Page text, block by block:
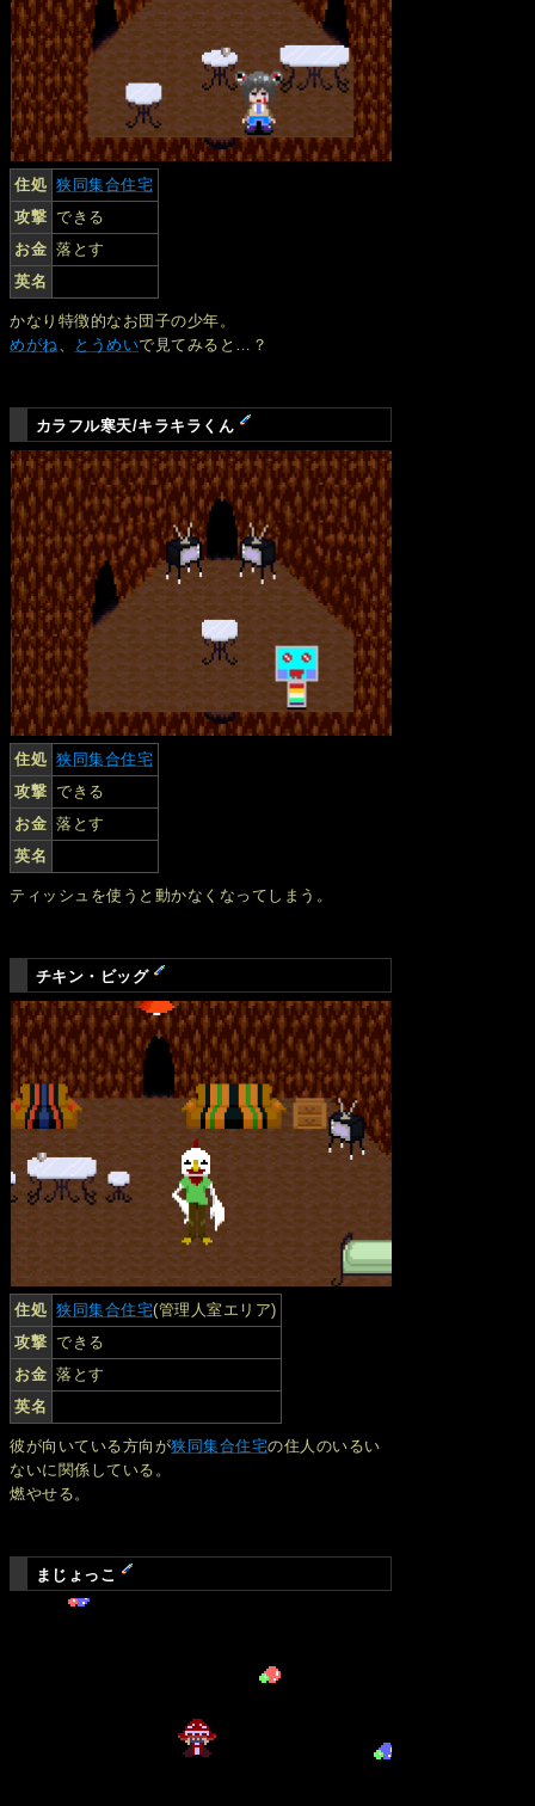
住処 狭同集合住宅
攻撃 できる
お金 落とす
英名
かなり特徴的なお団子の少年。
めがね、 とうめいで見てみると…？
カラフル寒天/キラキラくん
住処 狭同集合住宅
攻撃 できる
お金 落とす
英名
ティッシュを使うと動かなくなってしまう。
チキン・ビッグ
住処 狭同集合住宅(管理人室エリア)
攻撃 できる
お金 落とす
英名
彼が向いている方向が狭同集合住宅の住人のいるい
ないに関係している。
燃やせる。
まじょっこ